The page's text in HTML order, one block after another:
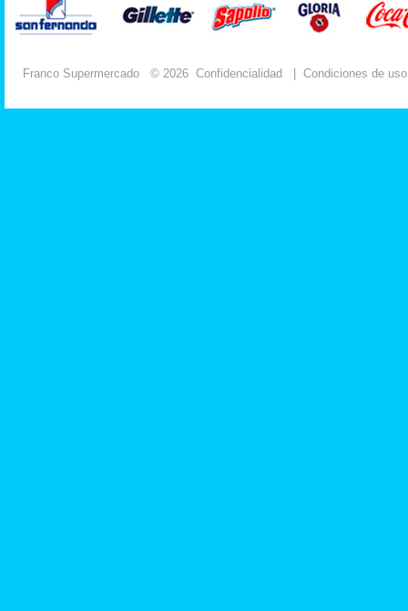
Franco Supermercado © 2026 Confidencialidad Condiciones de uso